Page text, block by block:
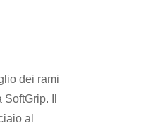
dei rami
Il
al